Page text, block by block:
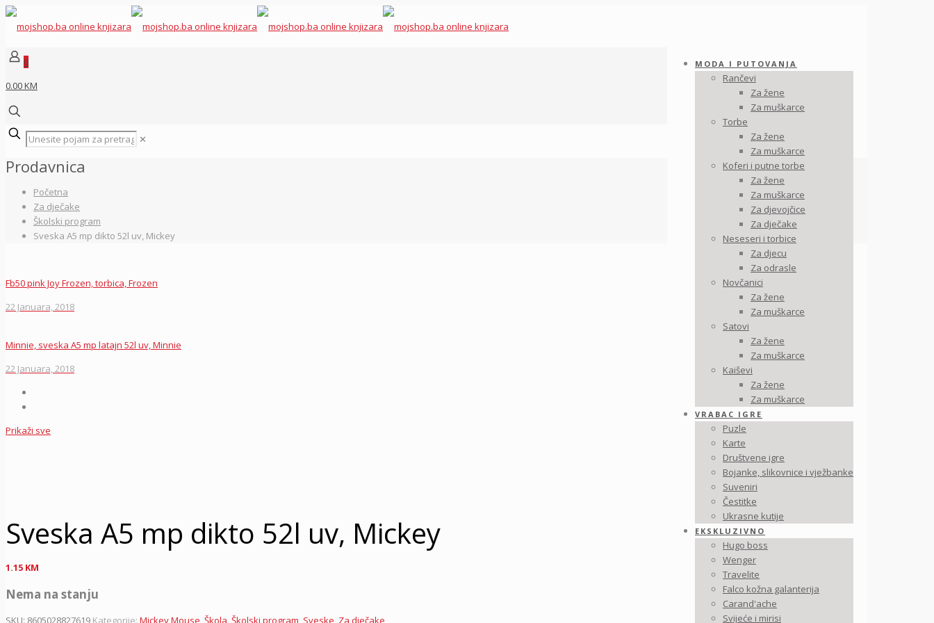
MODA I PUTOVANJA
Rančevi
Za žene
Za muškarce
Torbe
Za žene
Za muškarce
Koferi i putne torbe
Za žene
Za muškarce
Za djevojčice
Za dječake
Neseseri i torbice
Za djecu
Za odrasle
Novčanici
Za žene
Za muškarce
Satovi
Za žene
Za muškarce
Kaiševi
Za žene
Za muškarce
VRABAC IGRE
Puzle
Karte
Društvene igre
Bojanke, slikovnice i vježbanke
Suveniri
Čestitke
Ukrasne kutije
EKSKLUZIVNO
Hugo boss
Wenger
Travelite
Falco kožna galanterija
Carand'ache
Svijeće i mirisi
0
0.00 KM
✕
Prodavnica
Početna
Za dječake
Školski program
Sveska A5 mp dikto 52l uv, Mickey
Fb50 pink Joy Frozen, torbica, Frozen
22 Januara, 2018
Minnie, sveska A5 mp latajn 52l uv, Minnie
22 Januara, 2018
Prikaži sve
Sveska A5 mp dikto 52l uv, Mickey
1.15 KM
Nema na stanju
SKU: 8605028827619 Kategorije: Mickey Mouse,Škola,Školski program, Sveske, Za dječake